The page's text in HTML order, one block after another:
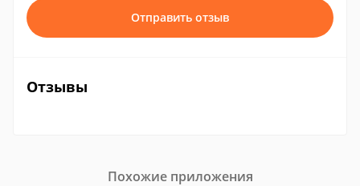
Отправить отзыв
Отзывы
Похожие приложения